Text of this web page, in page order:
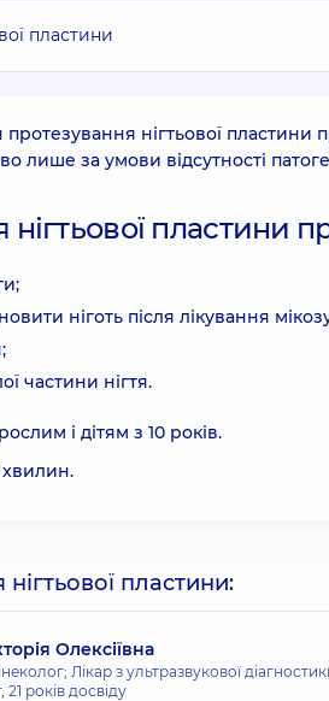
пластини
нігтьової
за умови відсутності
пластини
ніготь після лікування
частини нігтя.
і дітям з 10 років.
пластини:
Олексіївна
Лікар з ультразвукової
21 років досвіду